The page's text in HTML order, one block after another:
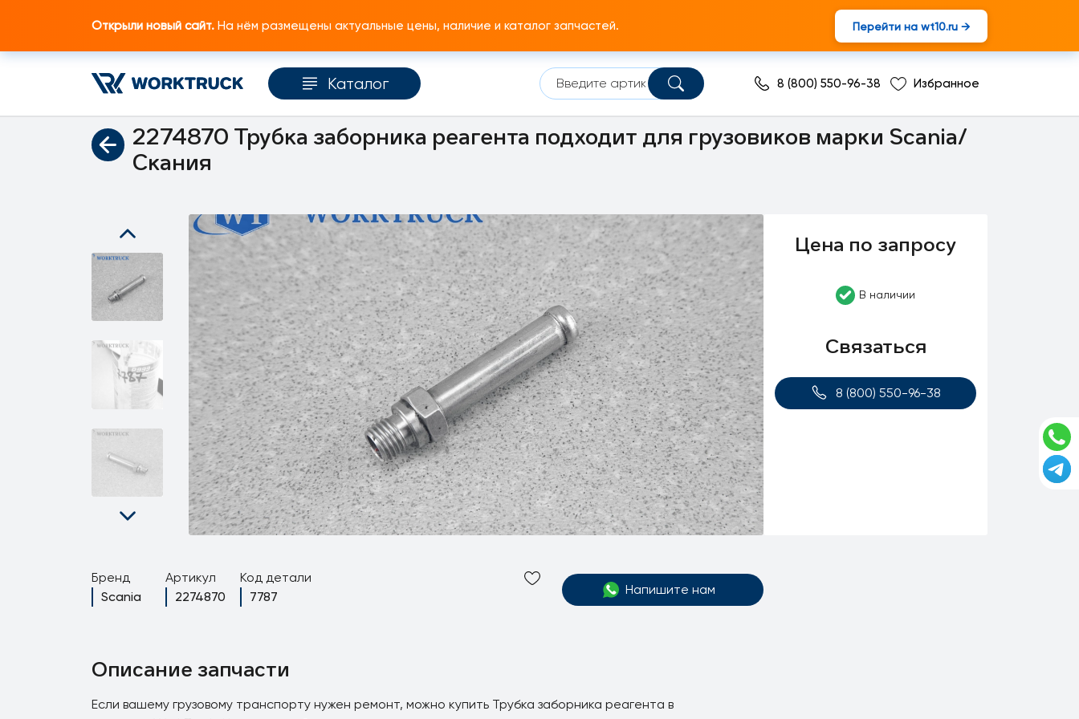
Открыли новый сайт. На нём размещены актуальные цены, наличие и каталог запчастей. Перейти на wt10.ru →
Каталог 8 (800) 550-96-38 Избранное
Главная Каталог запчастей Топливная и выпускная системы Подвеска глушителя и SCR
2274870 Трубка заборника реагента подходит для грузовиков марки Scania/
Скания
Бренд
Scania
Артикул
2274870
Код детали
7787
Напишите нам
Цена по запросу
В наличии
Связаться
8 (800) 550-96-38
Описание запчасти
Если вашему грузовому транспорту нужен ремонт, можно купить Трубка заборника реагента в